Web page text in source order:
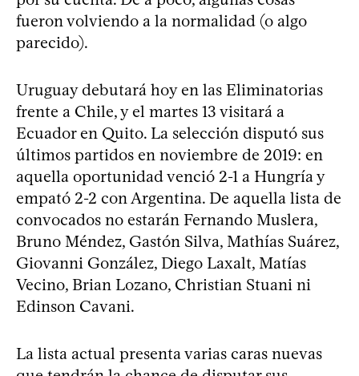
fueron volviendo a la normalidad (o algo
parecido).
Uruguay debutará hoy en las Eliminatorias
frente a Chile, y el martes 13 visitará a
Ecuador en Quito. La selección disputó sus
últimos partidos en noviembre de 2019: en
aquella oportunidad venció 2-1 a Hungría y
empató 2-2 con Argentina. De aquella lista de
convocados no estarán Fernando Muslera,
Bruno Méndez, Gastón Silva, Mathías Suárez,
Giovanni González, Diego Laxalt, Matías
Vecino, Brian Lozano, Christian Stuani ni
Edinson Cavani.
La lista actual presenta varias caras nuevas